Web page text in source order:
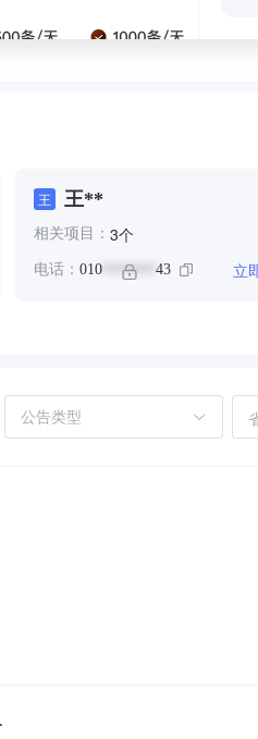
王 王**
相关项目： 3个
电话： 010 ******* 43 立